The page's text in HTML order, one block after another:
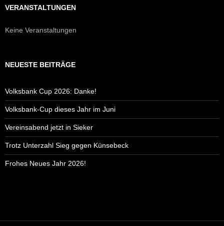
VERANSTALTUNGEN
Keine Veranstaltungen
NEUESTE BEITRÄGE
Volksbank Cup 2026: Danke!
Volksbank-Cup dieses Jahr im Juni
Vereinsabend jetzt in Sieker
Trotz Unterzahl Sieg gegen Künsebeck
Frohes Neues Jahr 2026!